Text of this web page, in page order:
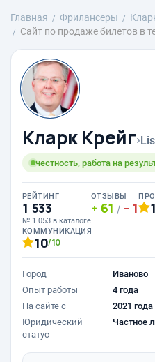
Главная Фрилансеры
Сайт по продаже билетов в
Кларк Крейг›
честность, работа на
РЕЙТИНГ
1 533
№ 1 053 в каталоге
ОТЗЫВЫ
61 / 1
КОММУНИКАЦИЯ
10/10
Город
Иваново
Опыт работы
4 года
На сайте с
2021 года
Юридический
статус
Частное